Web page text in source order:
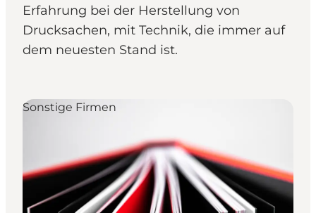
Erfahrung bei der Herstellung von
Drucksachen, mit Technik, die immer auf
dem neuesten Stand ist.
Sonstige Firmen